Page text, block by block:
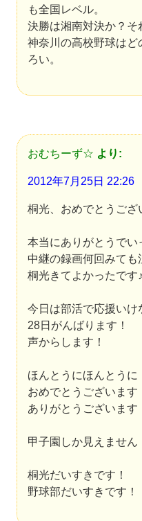
も全国レベル。
決勝は湘南対決か？そ
神奈川の高校野球はど
ろい。
おむちーず☆ より:
2012年7月25日 22:26
桐光、おめでとうござ
本当にありがとうでい
中継の録画何回みても
桐光きてよかったです♪
今日は部活で応援いけ
28日がんばります！
声からします！
ほんとうにほんとうに
おめでとうございます
ありがとうございます
甲子園しか見えません
桐光だいすきです！
野球部だいすきです！